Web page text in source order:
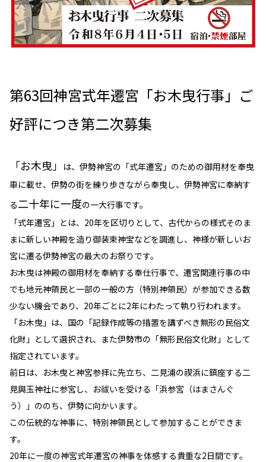
第63回神宮式年遷宮「お木曳行事」ご
好評につき第二次募集
「お木曳」
は、伊勢神宮の「式年遷宮」のための御用材を奉曳
車に載せ、伊勢の街を練り歩きながら奉曳し、伊勢神宮に奉納す
る二十年に一度の一大行事です。
「式年遷宮」とは、20年を区切りとして、古代からの様式そのま
まに新しい神殿を造り御装束神宝などを調進し、神様が新しいお
宮に遷る伊勢神宮の最大のお祭りです。
お木曳は神殿の御用材を奉納する奉仕行事で、遷宮関連行事の中
でも地元神領民と一部の一般の方（特別神領民）が参加できる数
少ない機会であり、20年ごとに2年にわたって執り行われます。
「お木曳」は、国の「記録作成等の措置を講ずべき無形の民俗文
化財」として選択され、また伊勢市の「無形民俗文化財」として
指定されています。
前日は、お木曳と神宮参拝に先立ち、二見浦の禊浜に鎮座する二
見興玉神社に参宮し、お祓いを受ける「浜参宮（はまさんぐ
う）」ののち、伊勢に向かいます。
この伝統的な神事に、特別神領民として参加することができま
す。
20年に一度の神宮式年遷宮の神事を体感する貴重な2日間です。